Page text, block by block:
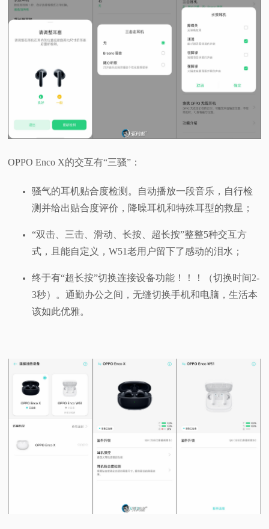
OPPO Enco X的交互有“三骚”：
骚气的耳机贴合度检测。自动播放一段音乐，自行检
测并给出贴合度评价，降噪耳机和特殊耳型的救星；
“双击、三击、滑动、长按、超长按”整整5种交互方
式，且能自定义，W51老用户留下了感动的泪水；
终于有“超长按”切换连接设备功能！！！（切换时间2-
3秒）。通勤办公之间，无缝切换手机和电脑，生活本
该如此优雅。